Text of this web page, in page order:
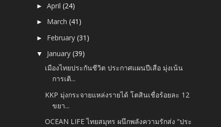
►April(24)
► March(41)
► February(31)
▼ January(39)
เมืองไทยประกันชีวิต ประกาศแผนปีเสือ มุ่งเน้น
การเติ...
KKP มุ่งกระจายแหล่งรายได้ โตสินเชื่อร้อยละ 12
ขยา...
OCEAN LIFE ไทยสมุทร ผนึกพลังความรักส่ง “ประ